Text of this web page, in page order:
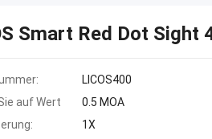
Smart Red Dot Sight
LICOS400
auf Wert
0.5 MOA
1X